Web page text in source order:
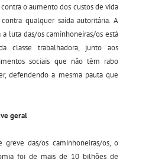
o aumento dos custos de vida
qualquer saída autoritária. A
a luta das/os caminhoneiras/os está
classe trabalhadora, junto aos
sociais que não têm rabo
defendendo a mesma pauta que
geral
greve das/os caminhoneiras/os, o
foi de mais de 10 bilhões de